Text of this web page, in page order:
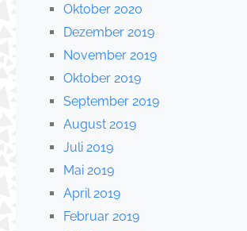
Oktober 2020
Dezember 2019
November 2019
Oktober 2019
September 2019
August 2019
Juli 2019
Mai 2019
April 2019
Februar 2019